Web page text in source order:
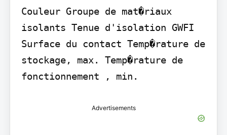
Couleur Groupe de mat�riaux
isolants Tenue d'isolation GWFI
Surface du contact Temp�rature de
stockage, max. Temp�rature de
fonctionnement , min.
Advertisements